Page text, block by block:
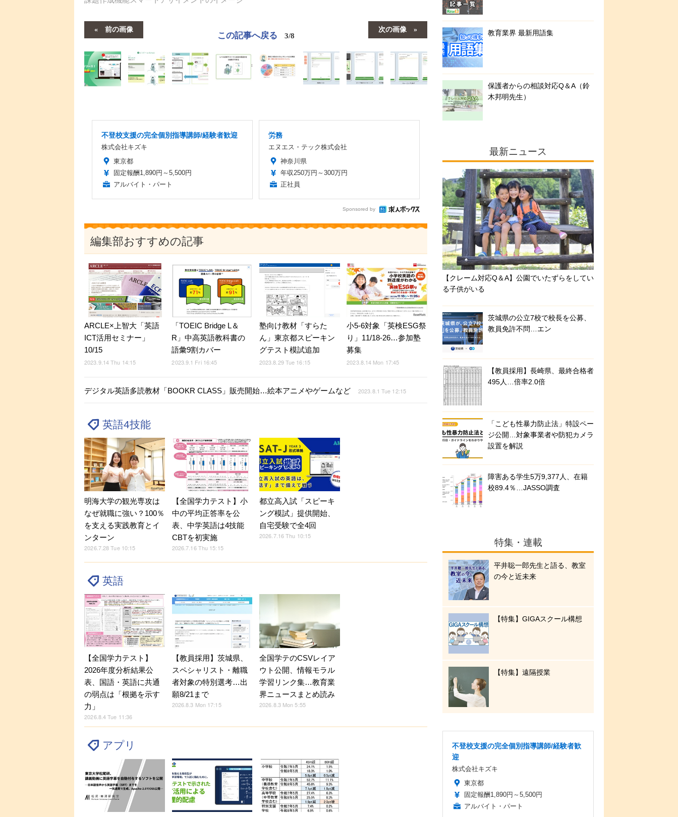
前の画像 次の画像
この記事へ戻る 3/8
不登校支援の完全個別指導講師/経験者歓迎
株式会社キズキ
東京都
固定報酬1,890円～5,500円
アルバイト・パート
労務
エヌエス・テック株式会社
神奈川県
年収250万円～300万円
正社員
Sponsored by
編集部おすすめの記事
ARCLE×上智大「英語
ICT活用セミナー」
10/15
2023.9.14 Thu 14:15
「TOEIC Bridge L＆
R」中高英語教科書の
語彙9割カバー
2023.9.1 Fri 16:45
塾向け教材「すらた
ん」東京都スピーキン
グテスト模試追加
2023.8.29 Tue 16:15
小5-6対象「英検ESG祭
り」11/18-26…参加塾
募集
2023.8.14 Mon 17:45
デジタル英語多読教材「BOOKR CLASS」販売開始…絵本アニメやゲームなど 2023.8.1 Tue 12:15
英語4技能
明海大学の観光専攻は
なぜ就職に強い？100％
を支える実践教育とイ
ンターン
2026.7.28 Tue 10:15
【全国学力テスト】小
中の平均正答率を公
表、中学英語は4技能
CBTを初実施
2026.7.16 Thu 15:15
都立高入試「スピーキ
ング模試」提供開始、
自宅受験で全4回
2026.7.16 Thu 10:15
英語
【全国学力テスト】
2026年度分析結果公
表、国語・英語に共通
の弱点は「根拠を示す
力」
2026.8.4 Tue 11:36
【教員採用】茨城県、
スペシャリスト・離職
者対象の特別選考…出
願8/21まで
2026.8.3 Mon 17:15
全国学テのCSVレイア
ウト公開、情報モラル
学習リンク集…教育業
界ニュースまとめ読み
2026.8.3 Mon 5:55
アプリ
教育業界 最新用語集
保護者からの相談対応Q＆A（鈴
木邦明先生）
最新ニュース
【クレーム対応Q＆A】公園でいたずらをしてい
る子供がいる
茨城県の公立7校で校長を公募、
教員免許不問…エン
【教員採用】長崎県、最終合格者
495人…倍率2.0倍
「こども性暴力防止法」特設ペー
ジ公開…対象事業者や防犯カメラ
設置を解説
障害ある学生5万9,377人、在籍
校89.4％…JASSO調査
特集・連載
平井聡一郎先生と語る、教室
の今と近未来
【特集】GIGAスクール構想
【特集】遠隔授業
不登校支援の完全個別指導講師/経験者歓
迎
株式会社キズキ
東京都
固定報酬1,890円～5,500円
アルバイト・パート